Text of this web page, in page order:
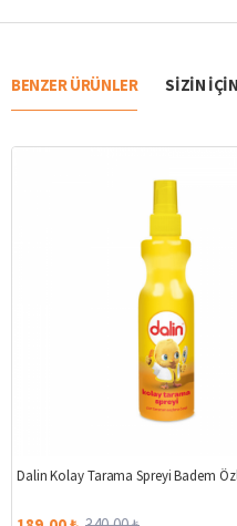
BENZER ÜRÜNLER SIZIN
Dalin Kolay Tarama Spreyi Badem